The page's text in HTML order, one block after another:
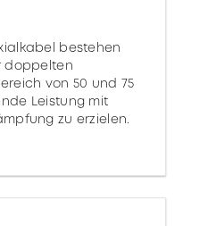
bestehen
doppelten
von 50 und 75
Leistung mit
zu erzielen.